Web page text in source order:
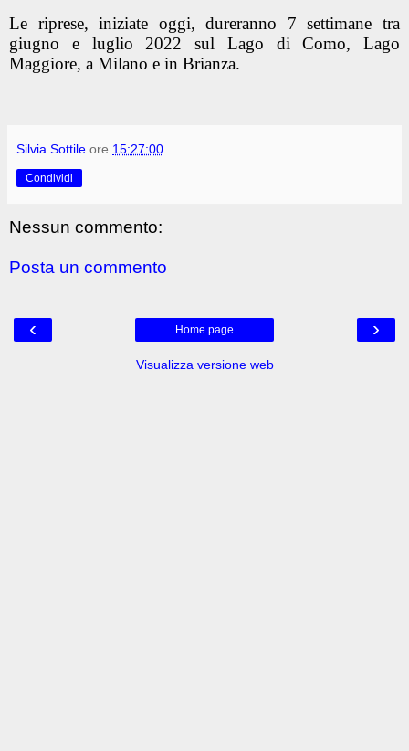
Le riprese, iniziate oggi, dureranno 7 settimane tra
giugno e luglio 2022 sul Lago di Como, Lago
Maggiore, a Milano e in Brianza.
Silvia Sottile ore 15:27:00
Condividi
Nessun commento:
Posta un commento
‹ ›
Home page
Visualizza versione web